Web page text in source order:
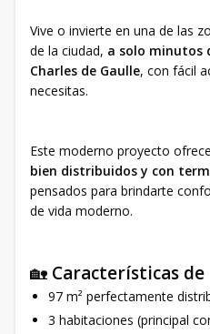
Vive o invierte en una de las
de la ciudad, a solo minutos
Charles de Gaulle, con fácil
necesitas.
Este moderno proyecto ofrece
bien distribuidos y con
pensados para brindarte
de vida moderno.
🏡 Características
97 m² perfectamente
3 habitaciones (principal